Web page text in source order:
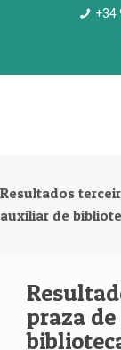
+34
Resultados
auxiliar de
praza